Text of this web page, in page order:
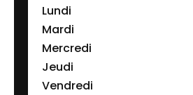
Lundi
Mardi
Mercredi
Jeudi
Vendredi